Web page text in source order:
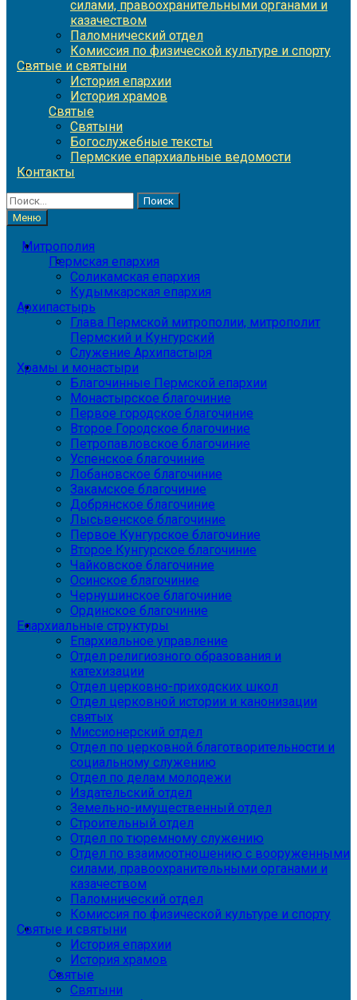
силами, правоохранительными органами и
казачеством
Паломнический отдел
Комиссия по физической культуре и спорту
Святые и святыни
История епархии
История храмов
Святые
Святыни
Богослужебные тексты
Пермские епархиальные ведомости
Контакты
Найти:
Меню
Митрополия
Пермская епархия
Соликамская епархия
Кудымкарская епархия
Архипастырь
Глава Пермской митрополии, митрополит
Пермский и Кунгурский
Служение Архипастыря
Храмы и монастыри
Благочинные Пермской епархии
Монастырское благочиние
Первое городское благочиние
Второе Городское благочиние
Петропавловское благочиние
Успенское благочиние
Лобановское благочиние
Закамское благочиние
Добрянское благочиние
Лысьвенское благочиние
Первое Кунгурское благочиние
Второе Кунгурское благочиние
Чайковское благочиние
Осинское благочиние
Чернушинское благочиние
Ординское благочиние
Епархиальные структуры
Епархиальное управление
Отдел религиозного образования и
катехизации
Отдел церковно-приходских школ
Отдел церковной истории и канонизации
святых
Миссионерский отдел
Отдел по церковной благотворительности и
социальному служению
Отдел по делам молодежи
Издательский отдел
Земельно-имущественный отдел
Строительный отдел
Отдел по тюремному служению
Отдел по взаимоотношению с вооруженными
силами, правоохранительными органами и
казачеством
Паломнический отдел
Комиссия по физической культуре и спорту
Святые и святыни
История епархии
История храмов
Святые
Святыни